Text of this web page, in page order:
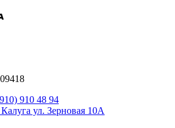
910 48 94
Калуга ул. Зерновая 10А